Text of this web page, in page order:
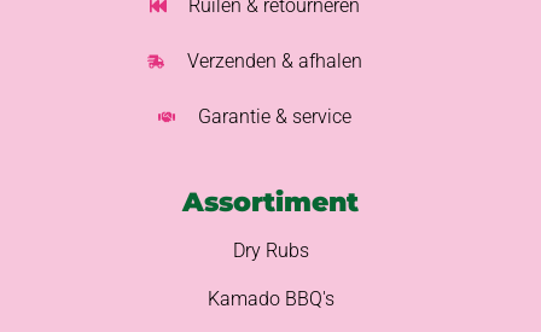
Ruilen & retourneren
Verzenden & afhalen
Garantie & service
Assortiment
Dry Rubs
Kamado BBQ's